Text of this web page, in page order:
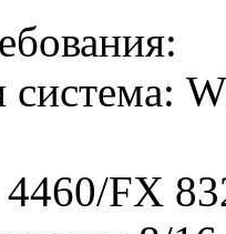
система:
FX